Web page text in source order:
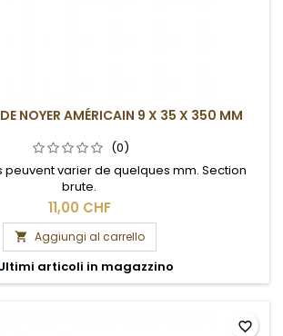
NOYER AMÉRICAIN 9 X 35 X 350 MM
(0)
peuvent varier de quelques mm. Section
brute.
11,00 CHF
 Aggiungi al carrello
articoli in magazzino
favorite_border